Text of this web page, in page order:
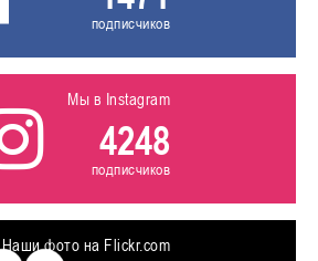
подписчиков
Мы в Instagram
4248
подписчиков
Наши фото на Flickr.com